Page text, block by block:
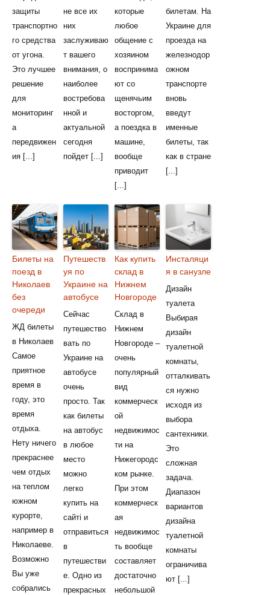
защиты
транспортно
го средства
от угона.
Это лучшее
решение
для
мониторинг
а
передвижен
ия [...]
не все их
них
заслуживаю
т вашего
внимания, о
наиболее
востребова
нной и
актуальной
сегодня
пойдет [...]
которые
любое
общение с
хозяином
воспринима
ют со
щенячьим
восторгом,
а поездка в
машине,
вообще
приводит
[...]
билетам. На
Украине для
проезда на
железнодор
ожном
транспорте
вновь
введут
именные
билеты, так
как в стране
[...]
Билеты на
поезд в
Николаев
без
очереди
ЖД билеты
в Николаев
Самое
приятное
время в
году, это
время
отдыха.
Нету ничего
прекраснее
чем отдых
на теплом
южном
курорте,
например в
Николаеве.
Возможно
Вы уже
собрались
Путешеств
уя по
Украине на
автобусе
Сейчас
путешество
вать по
Украине на
автобусе
очень
просто. Так
как билеты
на автобус
в любое
место
можно
легко
купить на
сайті и
отправиться
в
путешестви
е. Одно из
прекрасных
Как купить
склад в
Нижнем
Новгороде
Склад в
Нижнем
Новгороде –
очень
популярный
вид
коммерческ
ой
недвижимос
ти на
Нижегородс
ком рынке.
При этом
коммерческ
ая
недвижимос
ть вообще
составляет
достаточно
небольшой
Инсталяци
я в санузле
Дизайн
туалета
Выбирая
дизайн
туалетной
комнаты,
отталкивать
ся нужно
исходя из
выбора
сантехники.
Это
сложная
задача.
Диапазон
вариантов
дизайна
туалетной
комнаты
ограничива
ют [...]